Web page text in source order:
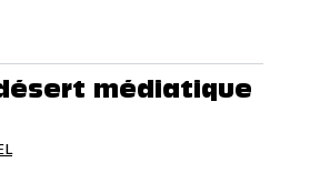
médiatique